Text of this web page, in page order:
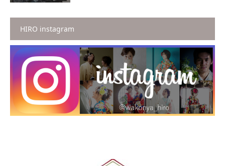
HIRO instagram